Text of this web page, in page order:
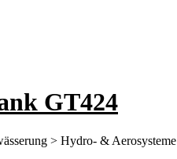
GT424
> Hydro- & Aerosysteme